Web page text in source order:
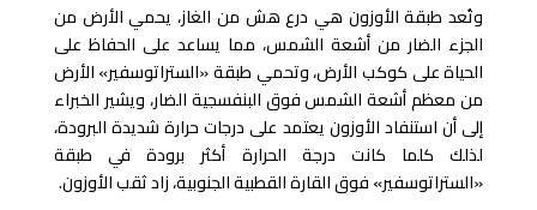
وتُعد طبقة الأوزون هي درع هش من الغاز، يحمي الأرض من
الجزء الضار من أشعة الشمس، مما يساعد على الحفاظ على
الحياة على كوكب الأرض، وتحمي طبقة «الستراتوسفير» الأرض
من معظم أشعة الشمس فوق البنفسجية الضار، ويشير الخبراء
إلى أن استنفاد الأوزون يعتمد على درجات حرارة شديدة البرودة،
لذلك كلما كانت درجة الحرارة أكثر برودة في طبقة
«الستراتوسفير» فوق القارة القطبية الجنوبية، زاد ثقب الأوزون.